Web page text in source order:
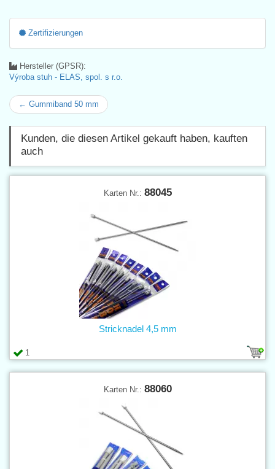
Zertifizierungen
Hersteller (GPSR):
Výroba stuh - ELAS, spol. s r.o.
← Gummiband 50 mm
Kunden, die diesen Artikel gekauft haben, kauften
auch
Karten Nr.: 88045
1
Stricknadel 4,5 mm
Karten Nr.: 88060